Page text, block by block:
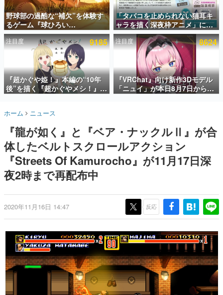
アプリセール情報
インタビュー
連載・特集一覧
殿堂入り記事
SNS拡散数が数千以上！ ページビュー数万以上！ などな
ど。多くの人々に読まれた、電ファミ渾身の“殿堂入り”記
事をまとめました。
名作ゲームクリエイターの方々に製作時のエピソードをお
きます。
赫本
この物語を解いてはいけない。『赫本』は、〈試験問題〉
の形をした短編ホラー小説集です。
これからのデジタルゲーム市場を担う若きクリエイター達
の姿を追い、彼らのルーツと情熱を探っていきます。
ゲームに多大な影響を受けた作家さんに取材し、ゲームが
日本のコンテンツ産業やカルチャーに与えた影響を探る企
画です。
日本モバイルゲーム産業史
日本のモバイルゲーム史における主要なトピック・タイト
ルを網羅するほか、開発者へのインタビューや識者による
解説を掲載。約20年の歴史が一望できる決定版！
野球部の過酷な“補欠”を体験す
るゲーム『球ひろい
Simulator』が「1件」のウィッ
シュリストをもとにチェコ語に
対応しSNSで話題に。『キング
ダム・カム』開発元やチェコの
プロ野球選手から称賛の声
「タバコを止められない猫耳キ
ャラを描く深夜枠アニメ」に視
聴者の一部から批判意見。違法
薬物の使用と思しき描写も含め
て、BPOが議論を交わす
注目度 9185
『超かぐや姫！』本編の“10年
後”を描く『超かぐやメシ！』
Web連載決定。新たなWebマン
にて特別話が掲載スタート、あ
注目度 8624
『VRChat』向け新作3Dモデル
「ニュイ」が本日8月7日から
BOOTHにて発売。瞳に光る星
ホーム ニュース
『龍が如く』と『ベア・ナックルⅡ』が合
体したベルトスクロールアクション
『Streets Of Kamurocho』が11月17日深
夜2時まで再配布中
2020年11月16日 14:47 反応